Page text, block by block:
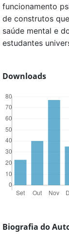
funcionamento
de construtos
saúde mental e
estudantes
Downloads
Biografia do